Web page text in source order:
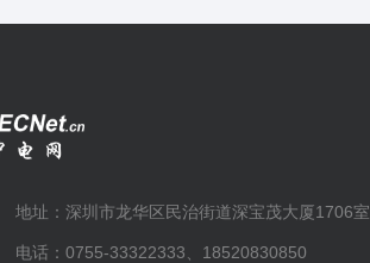
地址：深圳市龙华区民治街道深宝茂大厦1706室
电话：0755-33322333、18520830850